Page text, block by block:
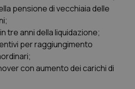
pensione di vecchiaia delle
tre anni della liquidazione;
per raggiungimento
con aumento dei carichi di